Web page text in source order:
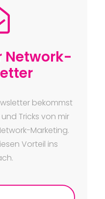
Network-
bekommst
Tricks von mir
Marketing.
Vorteil ins